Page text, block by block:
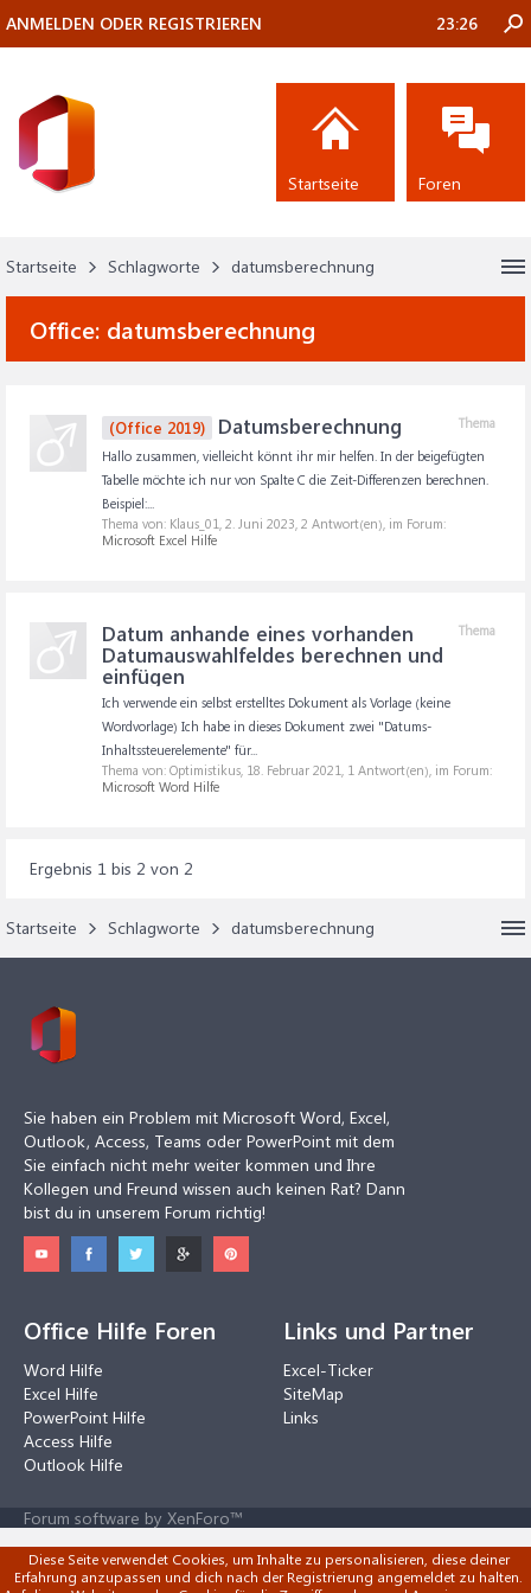
Startseite Schlagworte datumsberechnung
Office: datumsberechnung
Thema
(Office 2019) Datumsberechnung
Hallo zusammen, vielleicht könnt ihr mir helfen. In der beigefügten
Tabelle möchte ich nur von Spalte C die Zeit-Differenzen berechnen.
Beispiel:...
Thema von: Klaus_01, 2. Juni 2023, 2 Antwort(en), im Forum:
Microsoft Excel Hilfe
Thema
Datum anhande eines vorhanden
Datumauswahlfeldes berechnen und
einfügen
Ich verwende ein selbst erstelltes Dokument als Vorlage (keine
Wordvorlage) Ich habe in dieses Dokument zwei "Datums-
Inhaltssteuerelemente" für...
Thema von: Optimistikus, 18. Februar 2021, 1 Antwort(en), im Forum:
Microsoft Word Hilfe
Ergebnis 1 bis 2 von 2
Startseite Schlagworte datumsberechnung
ANMELDEN ODER REGISTRIEREN 23:26
Startseite Foren
Sie haben ein Problem mit Microsoft Word, Excel,
Outlook, Access, Teams oder PowerPoint mit dem
Sie einfach nicht mehr weiter kommen und Ihre
Kollegen und Freund wissen auch keinen Rat? Dann
bist du in unserem Forum richtig!
Office Hilfe Foren
Word Hilfe
Excel Hilfe
PowerPoint Hilfe
Access Hilfe
Outlook Hilfe
Links und Partner
Excel-Ticker
SiteMap
Links
Forum software by XenForo™
Diese Seite verwendet Cookies, um Inhalte zu personalisieren, diese deiner
Erfahrung anzupassen und dich nach der Registrierung angemeldet zu halten.